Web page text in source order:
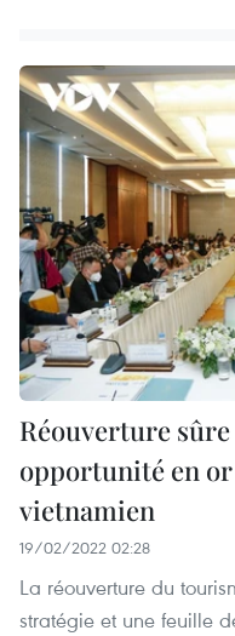
Réouverture
opportunité en
vietnamien
19/02/2022 02:28
La réouverture du
stratégie et une feuille